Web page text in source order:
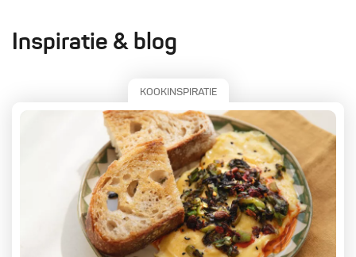
Inspiratie & blog
KOOKINSPIRATIE